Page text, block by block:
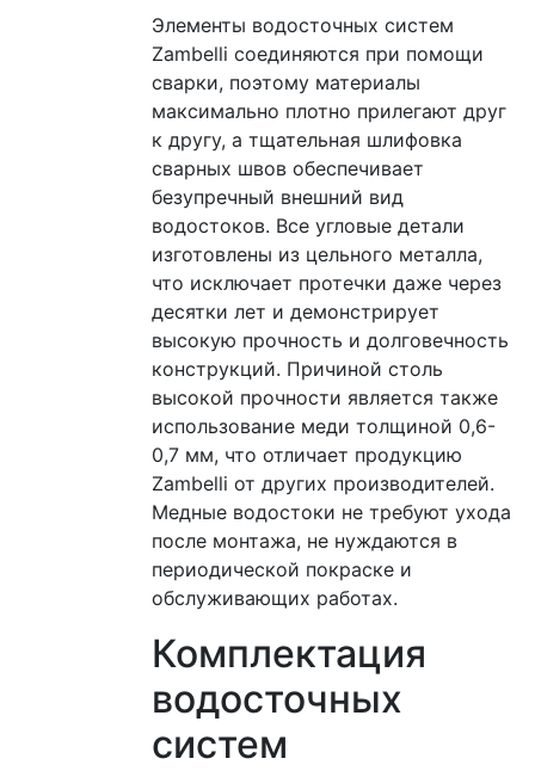
Элементы водосточных систем
Zambelli соединяются при помощи
сварки, поэтому материалы
максимально плотно прилегают друг
к другу, а тщательная шлифовка
сварных швов обеспечивает
безупречный внешний вид
водостоков. Все угловые детали
изготовлены из цельного металла,
что исключает протечки даже через
десятки лет и демонстрирует
высокую прочность и долговечность
конструкций. Причиной столь
высокой прочности является также
использование меди толщиной 0,6-
0,7 мм, что отличает продукцию
Zambelli от других производителей.
Медные водостоки не требуют ухода
после монтажа, не нуждаются в
периодической покраске и
обслуживающих работах.
Комплектация
водосточных
систем